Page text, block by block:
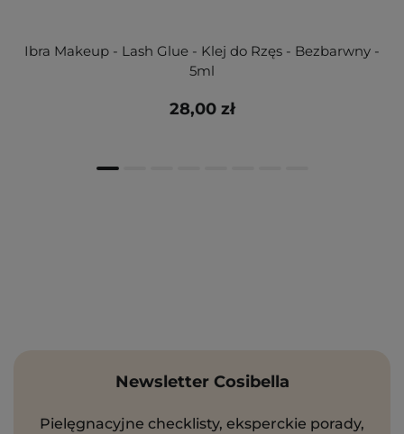
Ibra Makeup - Lash Glue - Klej do Rzęs - Bezbarwny -
5ml
28,00 zł
Newsletter Cosibella
Pielęgnacyjne checklisty, eksperckie porady,